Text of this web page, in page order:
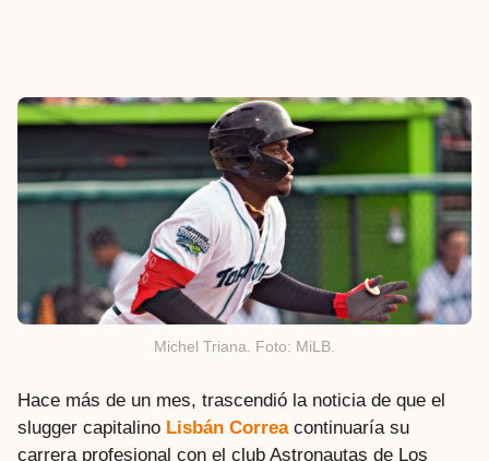
Michel Triana. Foto: MiLB.
Hace más de un mes, trascendió la noticia de que el
slugger capitalino Lisbán Correacontinuaría su
carrera profesional con el club Astronautas de Los